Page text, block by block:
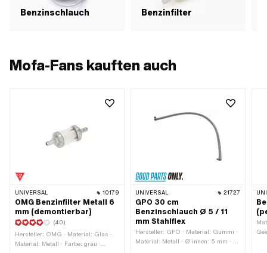
Benzinschlauch Benzinfilter
Mofa-Fans kauften auch
UNIVERSAL 10179
OMG Benzinfilter Metall 6
mm (demontierbar)
(40)
Hersteller: OMG · Material: Glas ·
Material: Metall · Farbe: grau ·
UNIVERSAL 21727
GPO 30 cm
Benzinschlauch Ø 5 / 11
mm Stahlflex
Hersteller: GPO · Material: Gummi ·
Material: Metall · Ø innen: 5 mm · Ø